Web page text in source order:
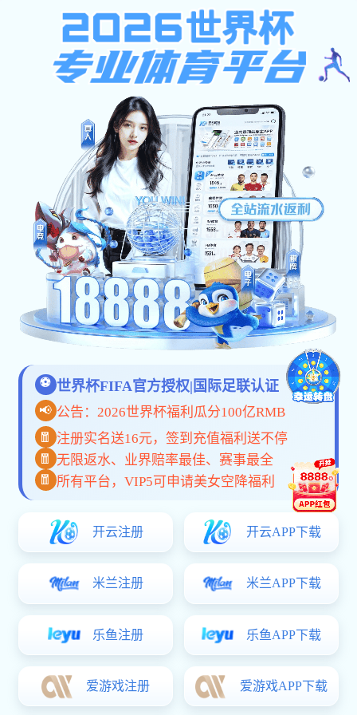
酒店宾馆
俱乐部 军体院校 房地产会所 企业单位
酒店宾馆
页 条
联系我们
020-87667242Sale Hotline
邮箱：inquiry@letrador.com
传真：020-23099730
了解更多